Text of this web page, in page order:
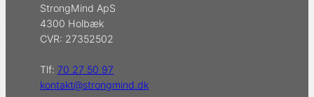
StrongMind ApS
4300 Holbæk
CVR: 27352502
Tlf: 70 27 50 97
kontakt@strongmind.dk